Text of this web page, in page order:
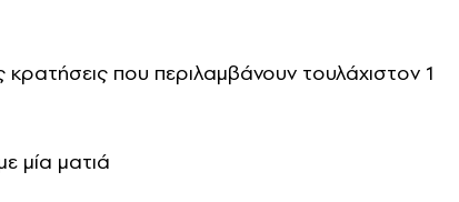
που περιλαμβάνουν τουλάχιστον 1
μία ματιά